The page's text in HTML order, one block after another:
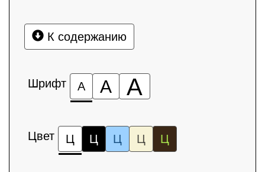
К содержанию
Шрифт А А А
Цвет Ц Ц Ц Ц Ц